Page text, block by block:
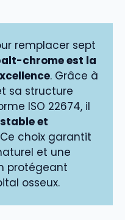
remplacer sept
chrome est la
. Grâce à
sa structure
ISO 22674, il
et
choix garantit
et une
protégeant
osseux.